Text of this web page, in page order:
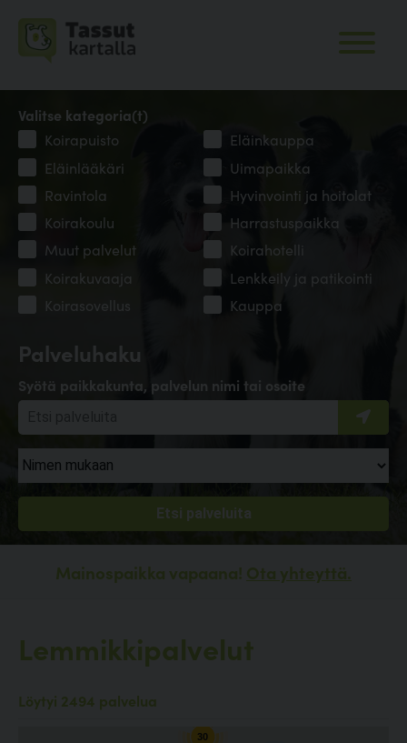
Palveluhaku
Syötä paikkakunta, palvelun nimi tai osoite
Valitse kategoria(t)
Koirapuisto
Eläinkauppa
Eläinlääkäri
Uimapaikka
Ravintola
Hyvinvointi ja hoitolat
Koirakoulu
Harrastuspaikka
Muut palvelut
Koirahotelli
Koirakuvaaja
Lenkkeily ja patikointi
Koirasovellus
Kauppa
Mainospaikka vapaana! Ota yhteyttä.
Lemmikkipalvelut
Löytyi 2494 palvelua
30